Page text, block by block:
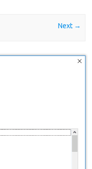
Next →